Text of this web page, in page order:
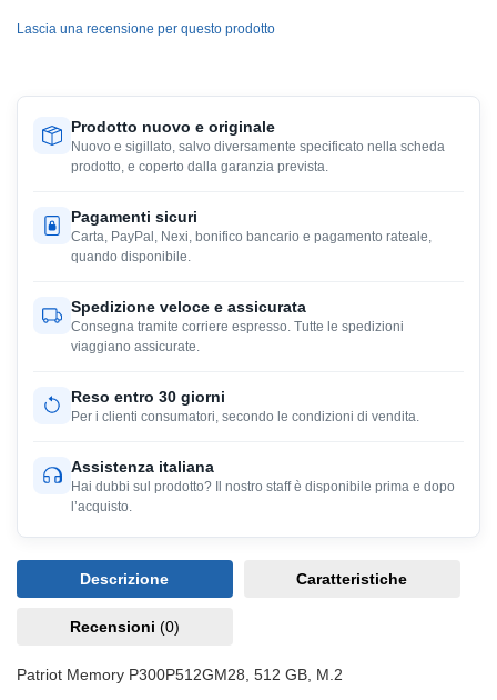
Lascia una recensione per questo prodotto
Prodotto nuovo e originale
Nuovo e sigillato, salvo diversamente specificato nella scheda
prodotto, e coperto dalla garanzia prevista.
Pagamenti sicuri
Carta, PayPal, Nexi, bonifico bancario e pagamento rateale,
quando disponibile.
Spedizione veloce e assicurata
Consegna tramite corriere espresso. Tutte le spedizioni
viaggiano assicurate.
Reso entro 30 giorni
Per i clienti consumatori, secondo le condizioni di vendita.
Assistenza italiana
Hai dubbi sul prodotto? Il nostro staff è disponibile prima e dopo
l’acquisto.
Descrizione Caratteristiche
Recensioni (0)
Patriot Memory P300P512GM28, 512 GB, M.2